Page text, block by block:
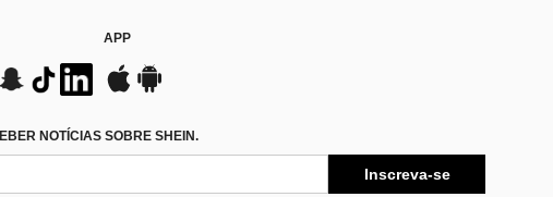
APP
NOTÍCIAS SOBRE SHEIN.
Inscreva-se